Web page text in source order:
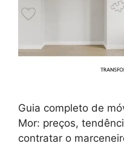
Guia completo de
Mor: preços,
contratar o